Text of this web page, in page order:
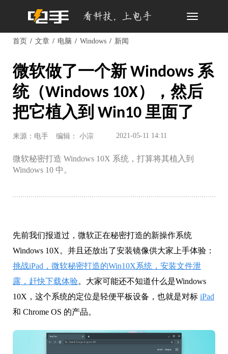
Toggle
首页 文章 电脑 Windows 新闻
微软做了一个新 Windows 系
统（Windows 10X），然后
把它植入到 Win10 里面了
来源：电手 编辑： 小淙 2021-05-11 14:11
微软秘密打造 Windows 10X 系统，打算将其植入到
Windows 10 中。
先前我们报道过，微软正在秘密打造的新操作系统
Windows 10X。并且还放出了安装镜像供大家上手体验：
挑战iPad，微软秘密打造的Win10X系统，安装文件泄
露，赶快下载体验。大家可能还不知道什么是Windows
10X，这个系统的定位是轻便平板设备，也就是对标 iPad
和 Chrome OS 的产品。